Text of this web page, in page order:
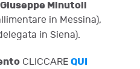
Giuseppe Minutoli
in Messina),
in Siena).
CLICCARE QUI